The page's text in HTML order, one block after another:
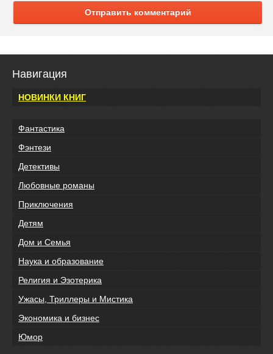
Отправить комментарий
Навигация
НОВИНКИ КНИГ
Фантастика
Фэнтези
Детективы
Любовные романы
Приключения
Детям
Дом и Семья
Наука и образование
Религия и Эзотерика
Ужасы, Триллеры и Мистика
Экономика и бизнес
Юмор